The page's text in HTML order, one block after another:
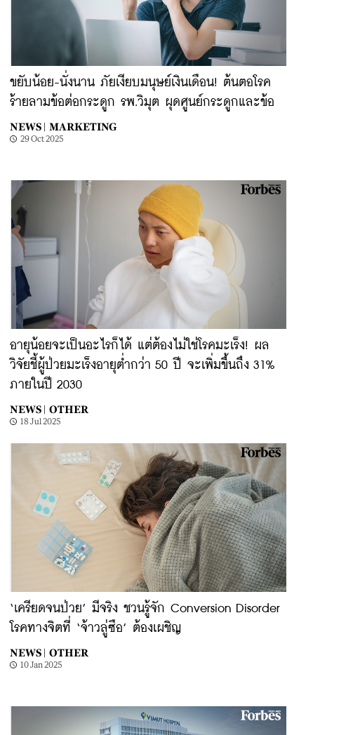
ขยับน้อย-นั่งนาน ภัยเงียบมนุษย์เงินเดือน! ต้นตอโรค
ร้ายลามข้อต่อกระดูก รพ.วิมุต ผุดศูนย์กระดูกและข้อ
NEWS | MARKETING
29 Oct 2025
อายุน้อยจะเป็นอะไรก็ได้ แต่ต้องไม่ใช่โรคมะเร็ง! ผล
วิจัยชี้ผู้ป่วยมะเร็งอายุต่ำกว่า 50 ปี จะเพิ่มขึ้นถึง 31%
ภายในปี 2030
NEWS | OTHER
18 Jul 2025
‘เครียดจนป่วย’ มีจริง ชวนรู้จัก Conversion Disorder
โรคทางจิตที่ ‘จ้าวลู่ซือ’ ต้องเผชิญ
NEWS | OTHER
10 Jan 2025